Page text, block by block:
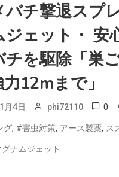
バチ撃退スプ
ジェット・ 安
チを駆除「巣
12mまで」
月4日 phi72110 0
グ, #害虫対策, アース製薬, ス
グナムジェット